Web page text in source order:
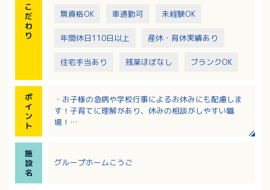
こ
だ
わ
り
無資格OK 車通勤可 未経験OK
年間休日110日以上 産休・育休実績あり
住宅手当あり 残業ほぼなし ブランクOK
ポ
イ
ン
ト
・お子様の急病や学校行事によるお休みにも配慮しま
す！子育てに理解があり、休みの相談がしやすい職
場！
・おサイフに優しい！食事は1日150円で食べることが
施
設
名
グループホームこうご